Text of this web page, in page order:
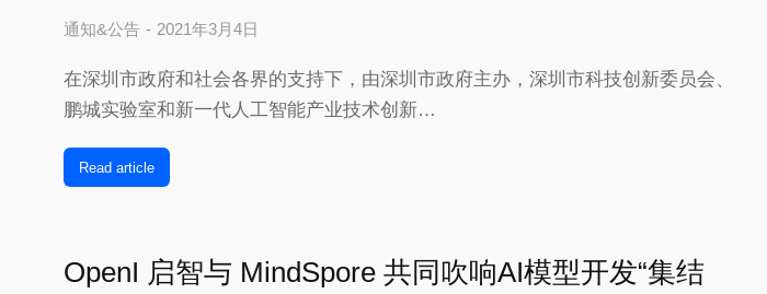
通知&公告 2021年3月4日
在深圳市政府和社会各界的支持下，由深圳市政府主办，深圳市科技创新委员会、
鹏城实验室和新一代人工智能产业技术创新…
Read article
OpenI 启智与 MindSpore 共同吹响AI模型开发“集结